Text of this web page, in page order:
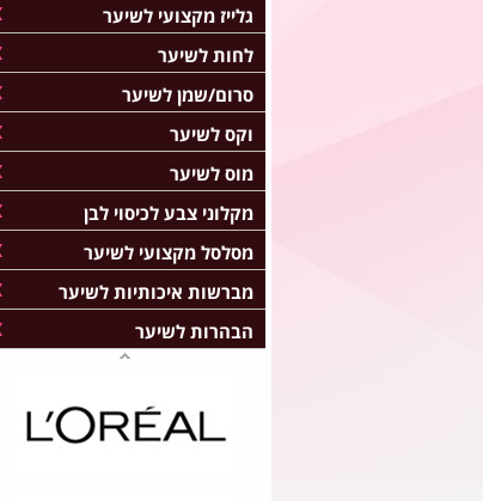
גלייז מקצועי לשיער
לחות לשיער
סרום/שמן לשיער
וקס לשיער
מוס לשיער
מקלוני צבע לכיסוי לבן
מסלסל מקצועי לשיער
מברשות איכותיות לשיער
הבהרות לשיער